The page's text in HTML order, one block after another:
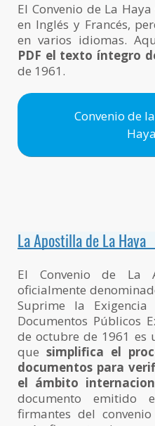
El Convenio de La
en Inglés y Francés,
en varios idiomas.
PDF el texto íntegro
de 1961.
Convenio de
La Apostilla de La Haya
El Convenio de La
oficialmente
Suprime la
Documentos Públicos
de octubre de 1961 es
quesimplifica el
documentos para
el ámbito
documento emitido
firmantes del